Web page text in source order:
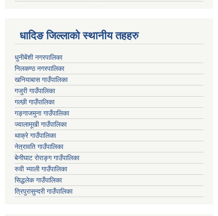
धादिङ जिल्लाकाे स्थानीय तहहरु
धुनीबेंशी नगरपालिका
निलकण्ठ नगरपालिका
खनियाबास गाउँपालिका
गजुरी गाउँपालिका
गल्छी गाउँपालिका
गङ्गाजमुना गाउँपालिका
ज्वालामूखी गाउँपालिका
थाक्रे गाउँपालिका
नेत्रावति गाउँपालिका
बेनीघाट रोराङ्ग गाउँपालिका
रुवी भ्याली गाउँपालिका
सिद्धलेक गाउँपालिका
त्रिपुरासुन्दरी गाउँपालिका